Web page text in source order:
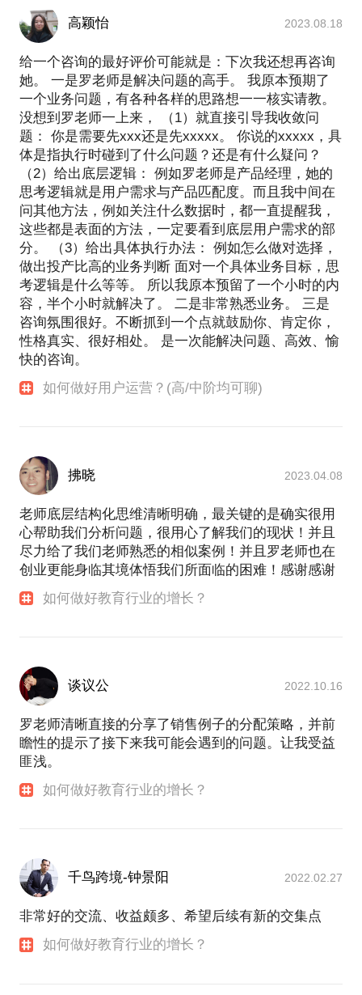
高颖怡
2023.08.18
给一个咨询的最好评价可能就是：下次我还想再咨询
她。 一是罗老师是解决问题的高手。 我原本预期了
一个业务问题，有各种各样的思路想一一核实请教。
没想到罗老师一上来， （1）就直接引导我收敛问
题： 你是需要先xxx还是先xxxxx。 你说的xxxxx，具
体是指执行时碰到了什么问题？还是有什么疑问？
（2）给出底层逻辑： 例如罗老师是产品经理，她的
思考逻辑就是用户需求与产品匹配度。而且我中间在
问其他方法，例如关注什么数据时，都一直提醒我，
这些都是表面的方法，一定要看到底层用户需求的部
分。 （3）给出具体执行办法： 例如怎么做对选择，
做出投产比高的业务判断 面对一个具体业务目标，思
考逻辑是什么等等。 所以我原本预留了一个小时的内
容，半个小时就解决了。 二是非常熟悉业务。 三是
咨询氛围很好。不断抓到一个点就鼓励你、肯定你，
性格真实、很好相处。 是一次能解决问题、高效、愉
快的咨询。
如何做好用户运营？(高/中阶均可聊)
拂晓 2023.04.08
老师底层结构化思维清晰明确，最关键的是确实很用
心帮助我们分析问题，很用心了解我们的现状！并且
尽力给了我们老师熟悉的相似案例！并且罗老师也在
创业更能身临其境体悟我们所面临的困难！感谢感谢
如何做好教育行业的增长？
谈议公 2022.10.16
罗老师清晰直接的分享了销售例子的分配策略，并前
瞻性的提示了接下来我可能会遇到的问题。让我受益
匪浅。
如何做好教育行业的增长？
千鸟跨境-钟景阳 2022.02.27
非常好的交流、收益颇多、希望后续有新的交集点
如何做好教育行业的增长？